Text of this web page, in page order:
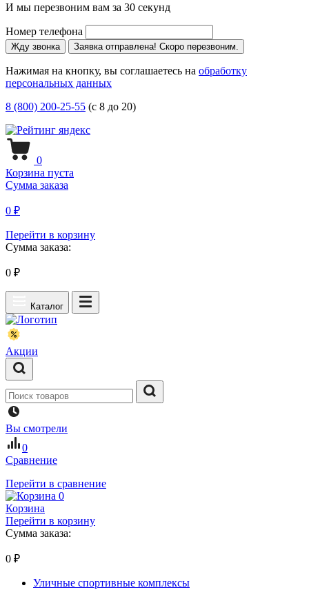
И мы перезвоним вам за 30 секунд
Номер телефона
Жду звонка Заявка отправлена! Скоро перезвоним.
Нажимая на кнопку, вы соглашаетесь на обработку
персональных данных
8 (800) 200-25-55 (с 8 до 20)
0
Корзина пуста
Сумма заказа
0 ₽
Перейти в корзину
Сумма заказа:
0 ₽
Каталог
Акции
Вы смотрели
0
Сравнение
Перейти в сравнение
0
Корзина
Перейти в корзину
Сумма заказа:
0 ₽
Уличные спортивные комплексы